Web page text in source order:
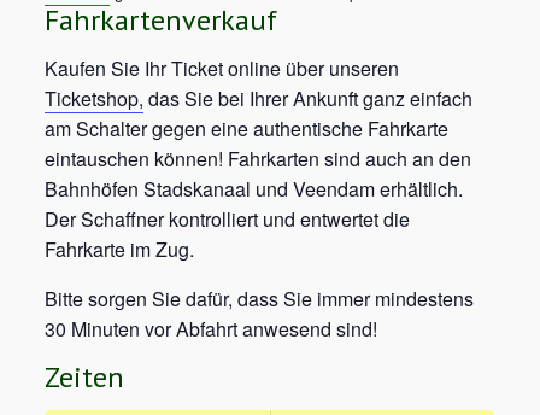
Fahrkartenverkauf
Kaufen Sie Ihr Ticket online über unseren
Ticketshop, das Sie bei Ihrer Ankunft ganz einfach
am Schalter gegen eine authentische Fahrkarte
eintauschen können! Fahrkarten sind auch an den
Bahnhöfen Stadskanaal und Veendam erhältlich.
Der Schaffner kontrolliert und entwertet die
Fahrkarte im Zug.
Bitte sorgen Sie dafür, dass Sie immer mindestens
30 Minuten vor Abfahrt anwesend sind!
Zeiten